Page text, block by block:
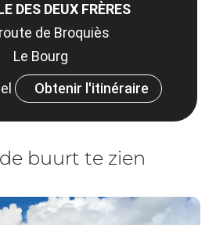
DES DEUX FRÈRES
de Broquiès
Le Bourg
Obtenir l'itinéraire
buurt te zien